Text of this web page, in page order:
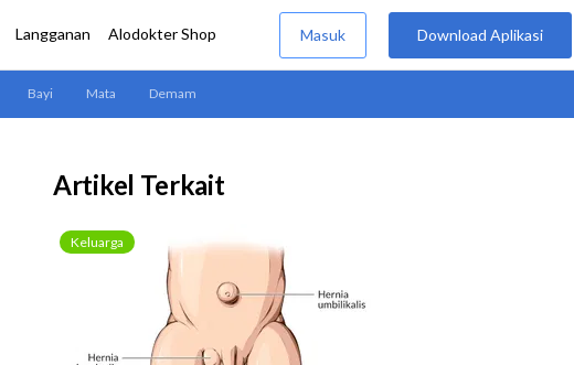
Artikel Terkait